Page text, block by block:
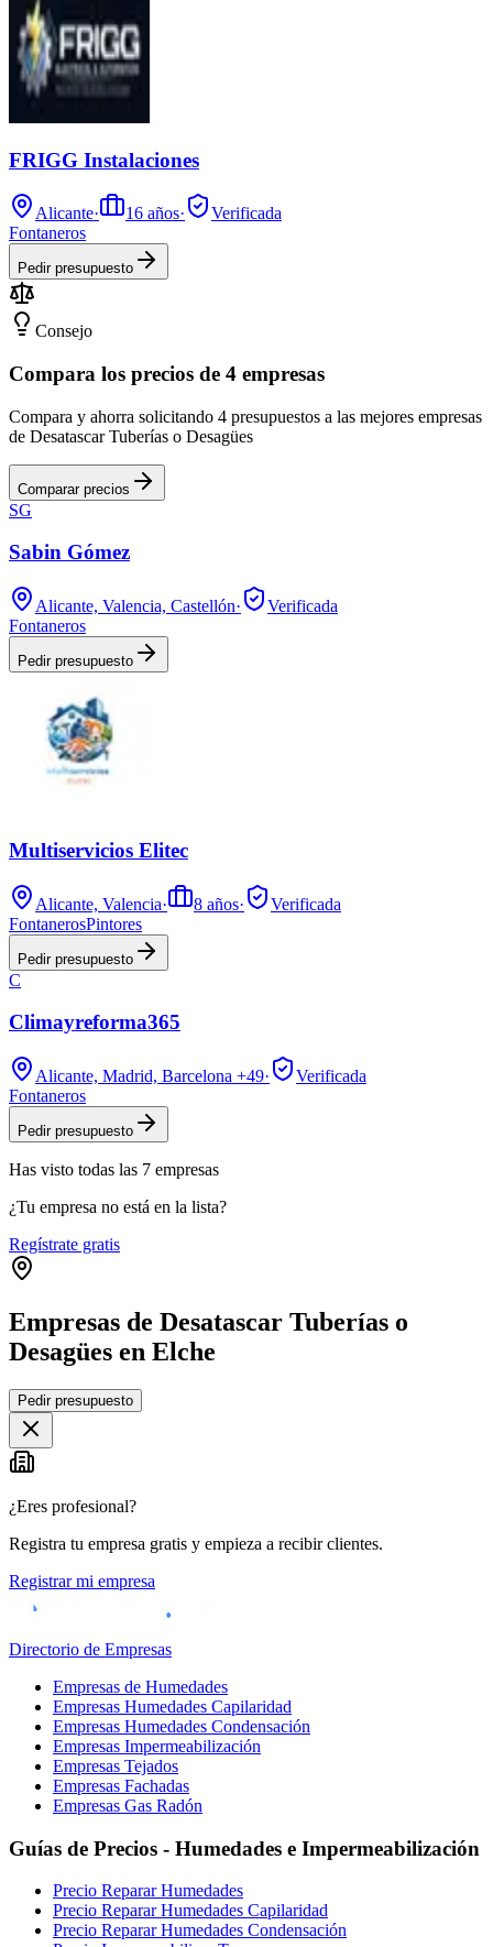
FRIGG Instalaciones
Alicante· 16 años·
Verificada
Fontaneros
Pedir presupuesto
Consejo
Compara los precios de 4 empresas
Compara y ahorra solicitando 4 presupuestos a las mejores empresas
de Desatascar Tuberías o Desagües
Comparar precios
SG
Sabin Gómez
Alicante, Valencia, Castellón·
Verificada
Fontaneros
Pedir presupuesto
Multiservicios Elitec
Alicante, Valencia· 8 años·
Verificada
FontanerosPintores
Pedir presupuesto
C
Climayreforma365
Alicante, Madrid, Barcelona +49·
Verificada
Fontaneros
Pedir presupuesto
Has visto todas las 7 empresas
¿Tu empresa no está en la lista?
Regístrate gratis
Empresas de Desatascar Tuberías o
Desagües en Elche
+
−
Pedir presupuesto
¿Eres profesional?
Registra tu empresa gratis y empieza a recibir clientes.
Registrar mi empresa
Directorio de Empresas
Empresas de Humedades
Empresas Humedades Capilaridad
Empresas Humedades Condensación
Empresas Impermeabilización
Empresas Tejados
Empresas Fachadas
Empresas Gas Radón
Guías de Precios - Humedades e Impermeabilización
Precio Reparar Humedades
Precio Reparar Humedades Capilaridad
Precio Reparar Humedades Condensación